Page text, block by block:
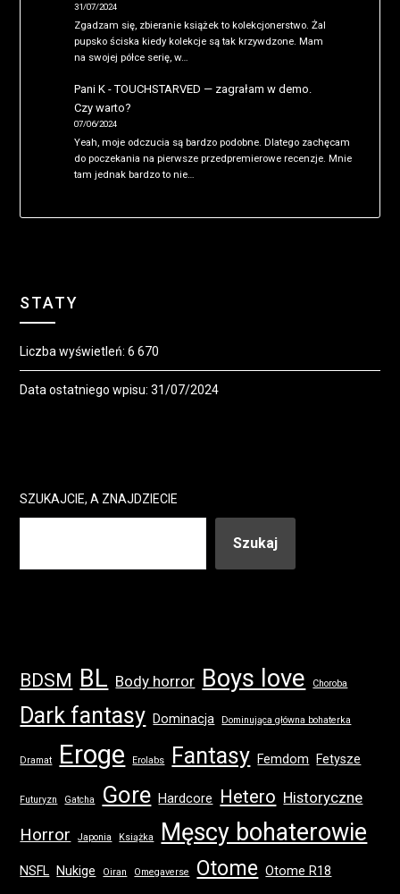
31/07/2024
Zgadzam się, zbieranie książek to kolekcjonerstwo. Żal
pupsko ściska kiedy kolekcje są tak krzywdzone. Mam
na swojej półce serię, w…
Pani K -TOUCHSTARVED — zagrałam w demo.
Czy warto?
07/06/2024
Yeah, moje odczucia są bardzo podobne. Dlatego zachęcam
do poczekania na pierwsze przedpremierowe recenzje. Mnie
tam jednak bardzo to nie…
STATY
Liczba wyświetleń:6 670
Data ostatniego wpisu:31/07/2024
SZUKAJCIE, A ZNAJDZIECIE
Szukaj
BDSM BL Body horror Boys love Choroba
Dark fantasy Dominacja Dominująca główna bohaterka
Dramat Eroge Erolabs Fantasy Femdom Fetysze
Futuryzn Gatcha Gore Hardcore Hetero Historyczne
Horror Japonia Książka Męscy bohaterowie
NSFL Nukige Oiran Omegaverse Otome Otome R18